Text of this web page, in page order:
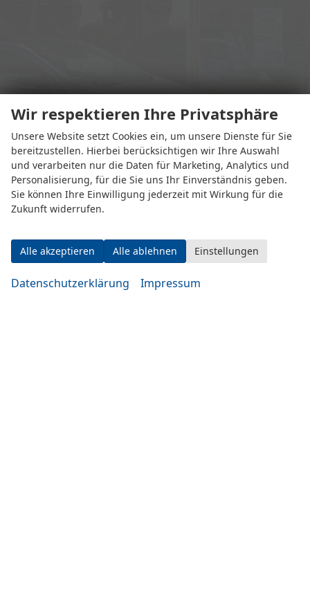
Eugen-Rosner-Str. 16
83278 Traunstein
Öffnungszeiten
Montag bis Mittwoch
Wir respektieren Ihre Privatsphäre
Unsere Website setzt Cookies ein, um unsere Dienste für Sie
bereitzustellen. Hierbei berücksichtigen wir Ihre Auswahl
und verarbeiten nur die Daten für Marketing, Analytics und
Personalisierung, für die Sie uns Ihr Einverständnis geben.
Sie können Ihre Einwilligung jederzeit mit Wirkung für die
Zukunft widerrufen.
Alle akzeptieren Alle ablehnen Einstellungen
Datenschutzerklärung Impressum